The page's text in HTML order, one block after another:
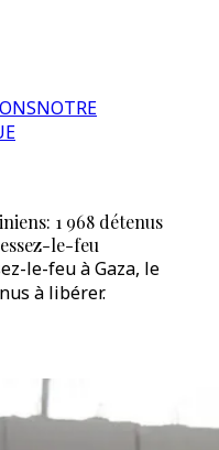
NOTRE
1 968 détenus
le-feu
le-feu à Gaza, le
à libérer.